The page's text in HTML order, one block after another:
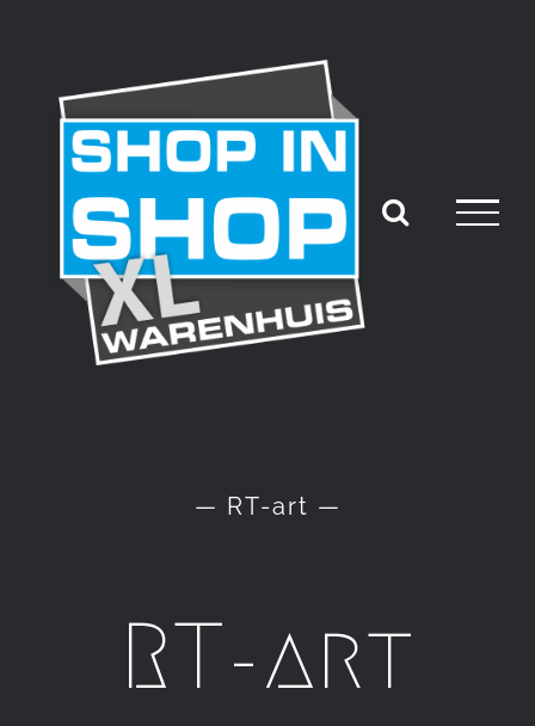
inhoud
— RT-art —
RT-art